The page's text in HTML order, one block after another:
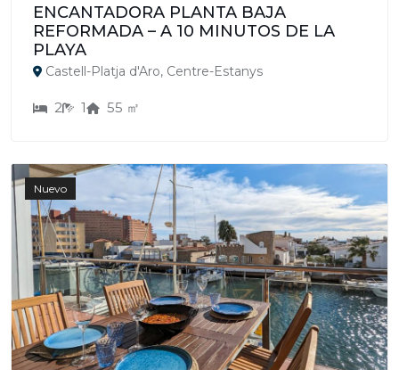
ENCANTADORA PLANTA BAJA
REFORMADA – A 10 MINUTOS DE LA
PLAYA
Castell-Platja d'Aro, Centre-Estanys
2 1 55 ㎡
Nuevo